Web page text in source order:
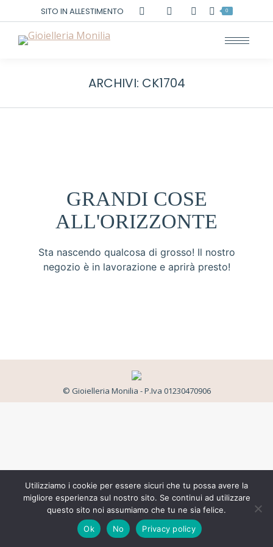
SITO IN ALLESTIMENTO Cerca: 0
ARCHIVI: CK1704
GRANDI COSE
ALL'ORIZZONTE
Sta nascendo qualcosa di grosso! Il nostro
negozio è in lavorazione e aprirà presto!
© Gioielleria Monilia - P.Iva 01230470906
Utilizziamo i cookie per essere sicuri che tu possa avere la
migliore esperienza sul nostro sito. Se continui ad utilizzare
questo sito noi assumiamo che tu ne sia felice.
Ok
No Privacy policy